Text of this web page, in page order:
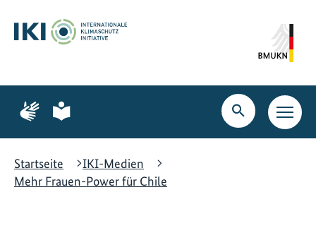
Hauptinhalt
springen
Suche
springen
Hauptnavigation
springen
Zur
Seite
Gebärdensprache
Zur
Seite
leichte
Suche
öffnen
Startseite
IKI-Medien
Mehr Frauen-Power für Chile